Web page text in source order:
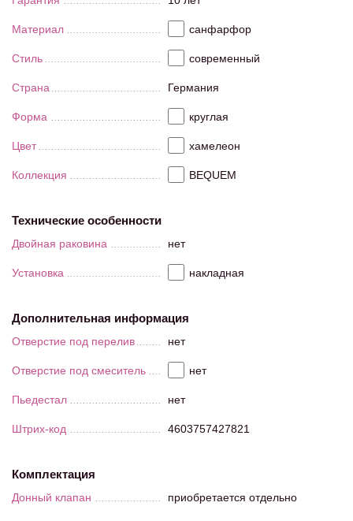
Материал санфарфор
Стиль современный
Страна Германия
Форма круглая
Цвет хамелеон
Коллекция BEQUEM
Технические особенности
Двойная раковина нет
Установка накладная
Дополнительная информация
Отверстие под перелив нет
Отверстие под смеситель нет
Пьедестал нет
Штрих-код 4603757427821
Комплектация
Донный клапан приобретается отдельно